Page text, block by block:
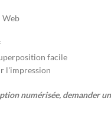
Web
facile
l'impression
numérisée, demander un